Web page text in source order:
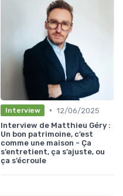
Interview • 12/06/2025
Interview de Matthieu Géry :
Un bon patrimoine, c’est
comme une maison - Ça
s’entretient, ça s’ajuste, ou
ça s’écroule